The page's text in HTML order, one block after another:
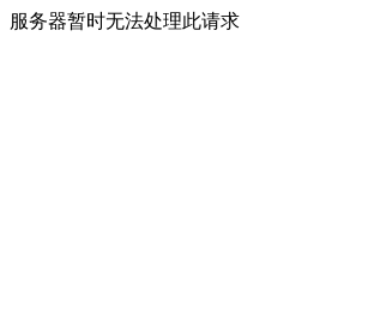
服务器暂时无法处理此请求